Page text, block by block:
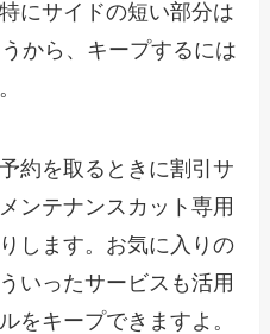
にサイドの短い部分は
から、キープするには
約を取るときに割引サ
ンテナンスカット専用
します。お気に入りの
いったサービスも活用
をキープできますよ。